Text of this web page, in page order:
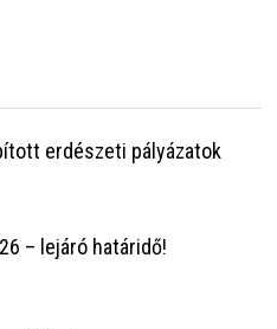
erdészeti pályázatok
– lejáró határidő!